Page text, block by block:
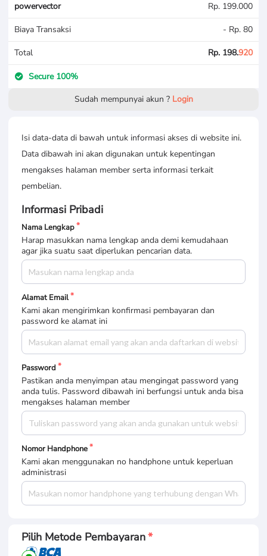
powervector Rp. 199.000
Biaya Transaksi - Rp. 80
Total Rp. 198.920
Secure 100%
Sudah mempunyai akun ? Login
Isi data-data di bawah untuk informasi akses di website ini.
Data dibawah ini akan digunakan untuk kepentingan
mengakses halaman member serta informasi terkait
pembelian.
Informasi Pribadi
Nama Lengkap
Harap masukkan nama lengkap anda demi kemudahaan
agar jika suatu saat diperlukan pencarian data.
Alamat Email
Kami akan mengirimkan konfirmasi pembayaran dan
password ke alamat ini
Password
Pastikan anda menyimpan atau mengingat password yang
anda tulis. Password dibawah ini berfungsi untuk anda bisa
mengakses halaman member
Nomor Handphone
Kami akan menggunakan no handphone untuk keperluan
administrasi
Pilih Metode Pembayaran